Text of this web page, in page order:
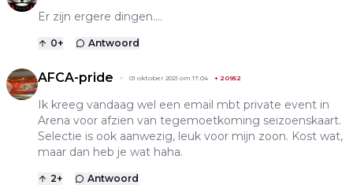
Er zijn ergere dingen....
0+ Antwoord
AFCA-pride 01 oktober 2021 om 17:04 + 20952
Ik kreeg vandaag wel een email mbt private event in
Arena voor afzien van tegemoetkoming seizoenskaart.
Selectie is ook aanwezig, leuk voor mijn zoon. Kost wat,
maar dan heb je wat haha.
2+ Antwoord